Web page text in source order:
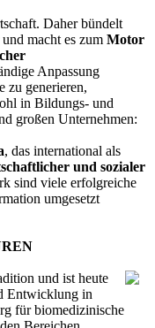
Daher bündelt
macht es zum Motor
Anpassung
zu generieren,
in Bildungs- und
großen Unternehmen:
, das international als
und sozialer
sind viele erfolgreiche
umgesetzt
und ist heute
Entwicklung in
für biomedizinische